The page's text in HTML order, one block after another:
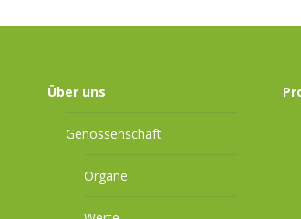
Über uns
Genossenschaft
Organe